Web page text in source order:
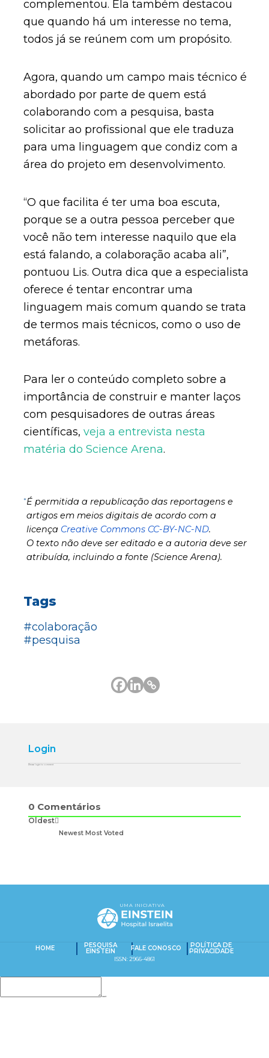
complementou. Ela também destacou
que quando há um interesse no tema,
todos já se reúnem com um propósito.
Agora, quando um campo mais técnico é
abordado por parte de quem está
colaborando com a pesquisa, basta
solicitar ao profissional que ele traduza
para uma linguagem que condiz com a
área do projeto em desenvolvimento.
“O que facilita é ter uma boa escuta,
porque se a outra pessoa perceber que
você não tem interesse naquilo que ela
está falando, a colaboração acaba ali”,
pontuou Lis. Outra dica que a especialista
oferece é tentar encontrar uma
linguagem mais comum quando se trata
de termos mais técnicos, como o uso de
metáforas.
Para ler o conteúdo completo sobre a
importância de construir e manter laços
com pesquisadores de outras áreas
científicas, veja a entrevista nesta
matéria do Science Arena.
*É permitida a republicação das reportagens e
artigos em meios digitais de acordo com a
licença Creative Commons CC-BY-NC-ND.
O texto não deve ser editado e a autoria deve ser
atribuída, incluindo a fonte (Science Arena).
Tags
#colaboração
#pesquisa
Login
Please login to comment
0 Comentários
Oldest
Newest Most Voted
HOME PESQUISA
EINSTEIN FALE CONOSCO POLÍTICA DE
PRIVACIDADE
ISSN: 2966-4861
UMA INICIATIVA
Insert